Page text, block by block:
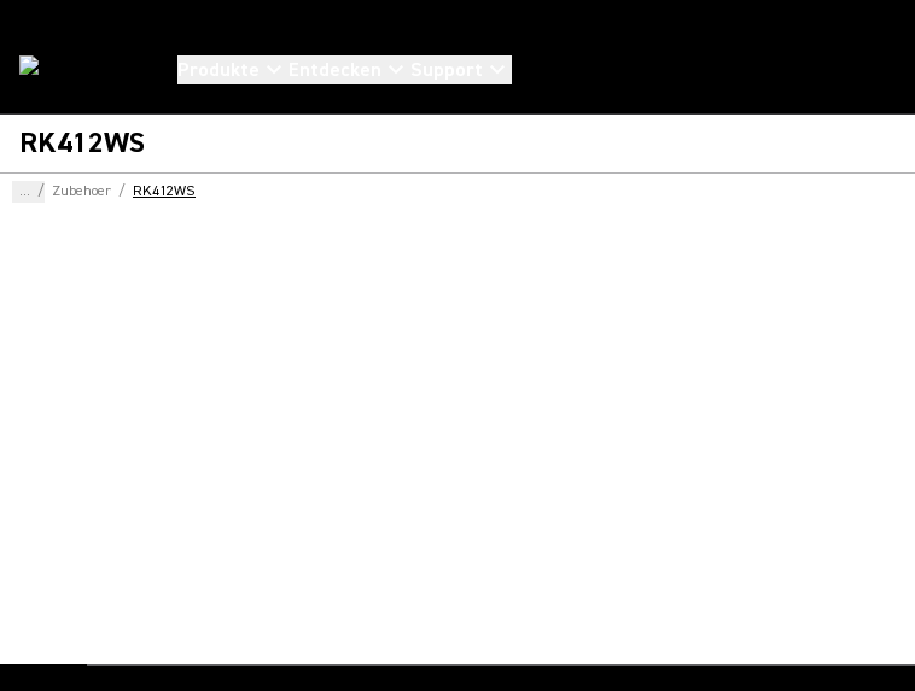
RK412WS
... / Zubehoer / RK412WS